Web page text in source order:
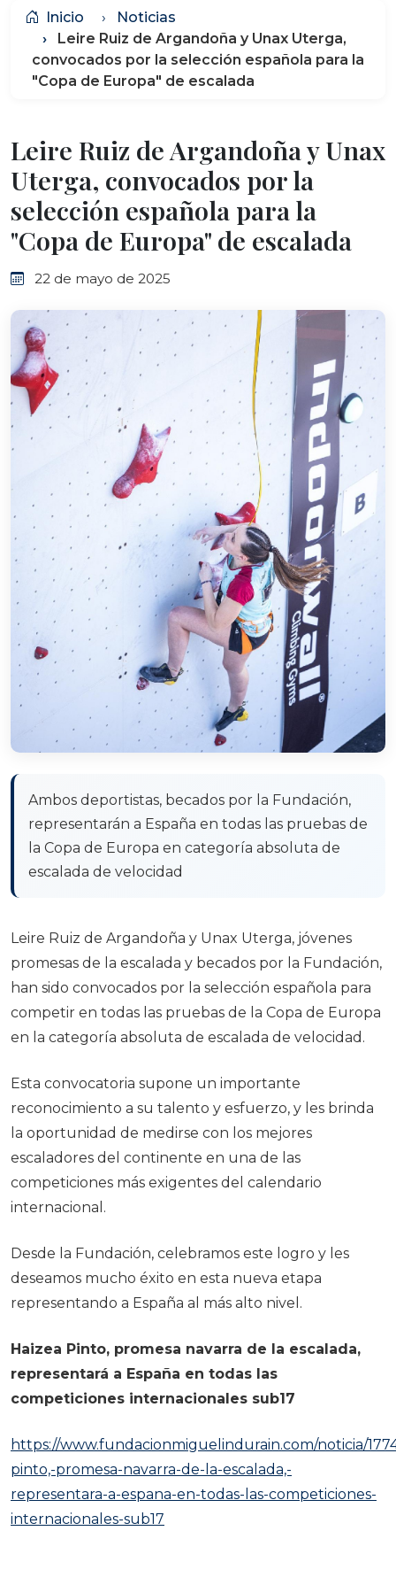
Inicio
Noticias
Leire Ruiz de Argandoña y Unax Uterga,
convocados por la selección española para la
"Copa de Europa" de escalada
Leire Ruiz de Argandoña y Unax
Uterga, convocados por la
selección española para la
"Copa de Europa" de escalada
22 de mayo de 2025
Ambos deportistas, becados por la Fundación,
representarán a España en todas las pruebas de
la Copa de Europa en categoría absoluta de
escalada de velocidad
Leire Ruiz de Argandoña y Unax Uterga, jóvenes
promesas de la escalada y becados por la Fundación,
han sido convocados por la selección española para
competir en todas las pruebas de la Copa de Europa
en la categoría absoluta de escalada de velocidad.
Esta convocatoria supone un importante
reconocimiento a su talento y esfuerzo, y les brinda
la oportunidad de medirse con los mejores
escaladores del continente en una de las
competiciones más exigentes del calendario
internacional.
Desde la Fundación, celebramos este logro y les
deseamos mucho éxito en esta nueva etapa
representando a España al más alto nivel.
Haizea Pinto, promesa navarra de la escalada,
representará a España en todas las
competiciones internacionales sub17
https://www.fundacionmiguelindurain.com/noticia/
pinto,-promesa-navarra-de-la-escalada,-
representara-a-espana-en-todas-las-competiciones-
internacionales-sub17